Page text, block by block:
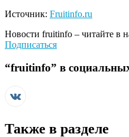
Источник: Fruitinfo.ru
Новости fruitinfo – читайте в
Подписаться
“fruitinfo” в
Также в разделе